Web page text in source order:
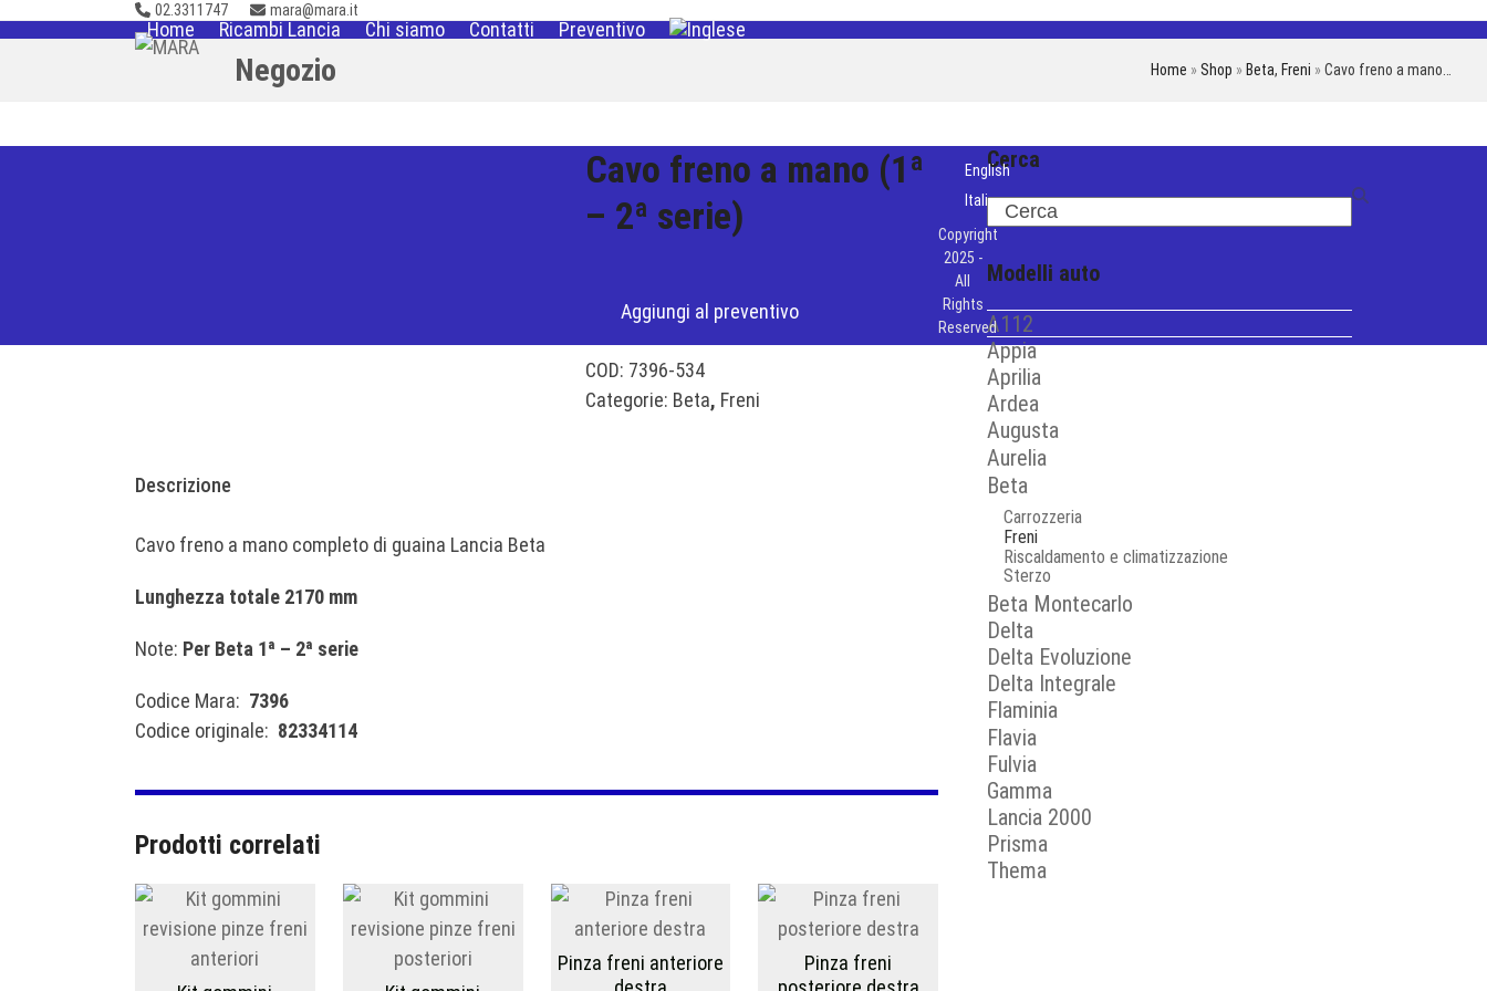
to
02.3311747 mara@mara.it
Home Ricambi Lancia Chi siamo Contatti Preventivo
Negozio Home » Shop » Beta, Freni » Cavo freno a mano…
Cavo freno a mano (1ª
– 2ª serie)
Aggiungi al preventivo
COD: 7396-534
Categorie: Beta, Freni
Descrizione
Cavo freno a mano completo di guaina Lancia Beta
Lunghezza totale 2170 mm
Note: Per Beta 1ª – 2ª serie
Codice Mara: 7396
Codice originale: 82334114
Prodotti correlati
Pinza freni anteriore
Pinza freni
Cerca
Search
Modelli auto
A112
Appia
Aprilia
Ardea
Augusta
Aurelia
Beta
Carrozzeria
Freni
Riscaldamento e climatizzazione
Sterzo
Beta Montecarlo
Delta
Delta Evoluzione
Delta Integrale
Flaminia
Flavia
Fulvia
Gamma
Lancia 2000
Prisma
Thema
English
Italiano
Copyright
2025 -
All
Rights
Reserved